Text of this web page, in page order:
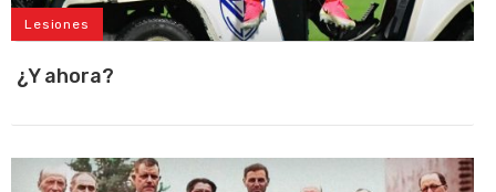
Lesiones
¿Y ahora?